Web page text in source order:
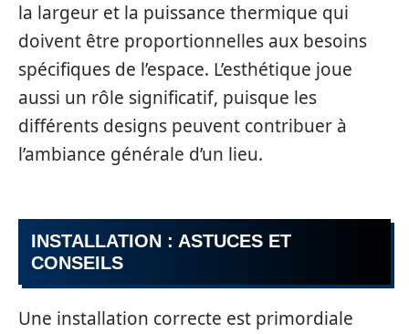
la largeur et la puissance thermique qui
doivent être proportionnelles aux besoins
spécifiques de l’espace. L’esthétique joue
aussi un rôle significatif, puisque les
différents designs peuvent contribuer à
l’ambiance générale d’un lieu.
INSTALLATION : ASTUCES ET
CONSEILS
Une installation correcte est primordiale